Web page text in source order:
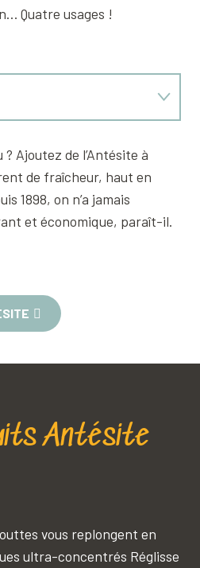
Quatre usages !
? Ajoutez de l’Antésite à
de fraîcheur, haut en
1898, on n’a jamais
et économique, paraît-il.
Antésite
vous replongent en
ultra-concentrés Réglisse